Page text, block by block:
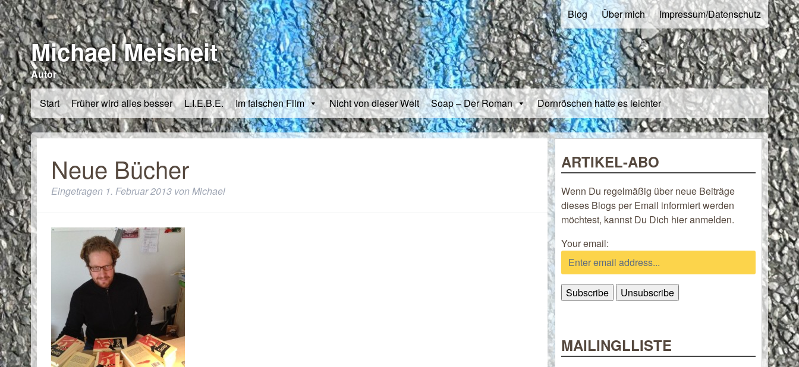
Blog Über mich Impressum/Datenschutz
Michael Meisheit
Autor
Start Früher wird alles besser L.I.E.B.E. Im falschen Film Nicht von dieser Welt Soap – Der Roman Dornröschen hatte es leichter
Neue Bücher
Eingetragen 1. Februar 2013 vonMichael
ARTIKEL-ABO
Wenn Du regelmäßig über neue Beiträge
dieses Blogs per Email informiert werden
möchtest, kannst Du Dich hier anmelden.
Your email:
MAILINGLLISTE